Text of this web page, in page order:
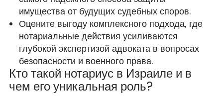
имущества от будущих судебных споров.
Оцените выгоду комплексного подхода, где
нотариальные действия усиливаются
глубокой экспертизой адвоката в вопросах
безопасности и военного права.
Кто такой нотариус в Израиле и в
чем его уникальная роль?